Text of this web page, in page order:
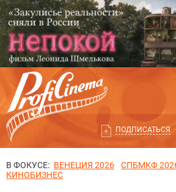
ПОДПИСАТЬСЯ
В ФОКУСЕ: ВЕНЕЦИЯ 2026 СПБМКФ
КИНОБИЗНЕС